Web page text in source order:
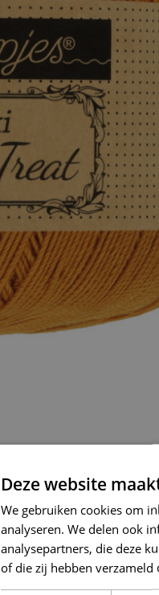
Deze website
We gebruiken cookies om
analyseren. We delen ook
analysepartners, die deze
of die zij hebben